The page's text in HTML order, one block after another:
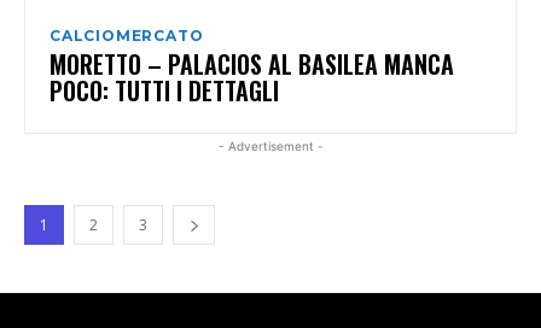
CALCIOMERCATO
MORETTO – PALACIOS AL BASILEA MANCA
POCO: TUTTI I DETTAGLI
- Advertisement -
1 2 3